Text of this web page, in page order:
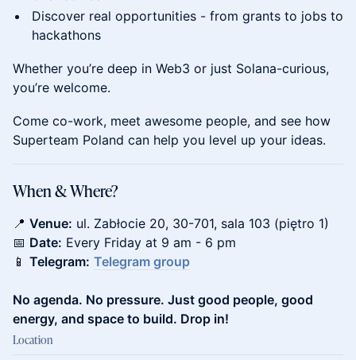
Discover real opportunities - from grants to jobs to
hackathons
Whether you’re deep in Web3 or just Solana-curious,
you’re welcome.
Come co-work, meet awesome people, and see how
Superteam Poland can help you level up your ideas.
When & Where?
📍 Venue: ul. Zabłocie 20, 30-701, sala 103 (piętro 1)
📅 Date: Every Friday at 9 am - 6 pm
📱 Telegram: Telegram group
No agenda. No pressure. Just good people, good
energy, and space to build. Drop in!
Location